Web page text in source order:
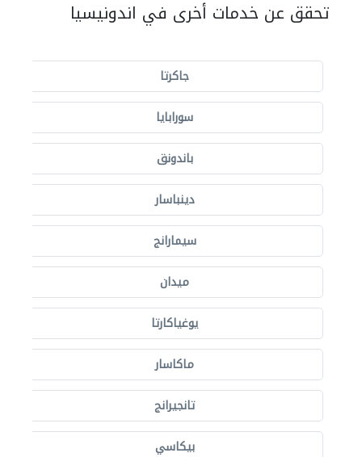
تحقق عن خدمات أخرى في اندونيسيا
جاكرتا
سورابايا
باندونق
دينباسار
سيمارانج
ميدان
يوغياكارتا
ماكاسار
تانجيرانج
بيكاسي